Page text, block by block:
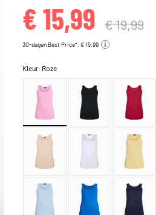
€ 15,99 € 19,99
30-dagen Best Price*: € 15,99
Kleur: Roze